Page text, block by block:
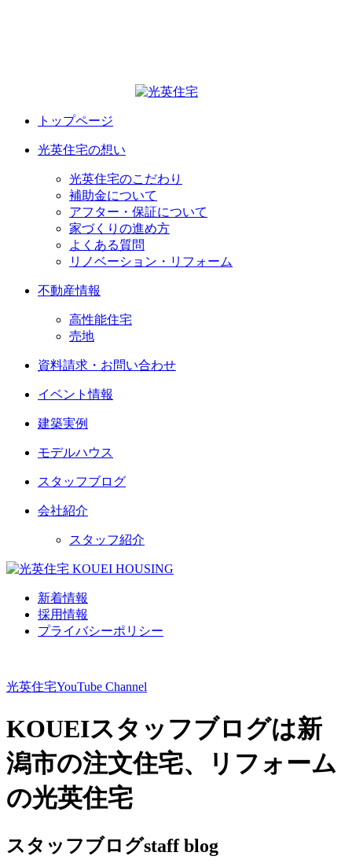
トップページ
光英住宅の想い
光英住宅のこだわり
補助金について
アフター・保証について
家づくりの進め方
よくある質問
リノベーション・リフォーム
不動産情報
高性能住宅
売地
資料請求・お問い合わせ
イベント情報
建築実例
モデルハウス
スタッフブログ
会社紹介
スタッフ紹介
新着情報
採用情報
プライバシーポリシー
光英住宅YouTube Channel
KOUEIスタッフブログは新
潟市の注文住宅、リフォーム
の光英住宅
スタッフブログstaff blog